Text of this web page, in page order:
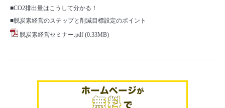
■CO2排出量はこうして分かる！
■脱炭素経営のステップと削減目標設定のポイント
脱炭素経営セミナー.pdf (0.33MB)